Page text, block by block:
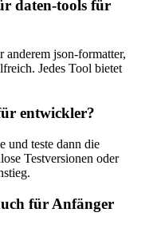
daten-tools für
json-formatter,
Jedes Tool bietet
entwickler?
und teste dann die
Testversionen oder
für Anfänger